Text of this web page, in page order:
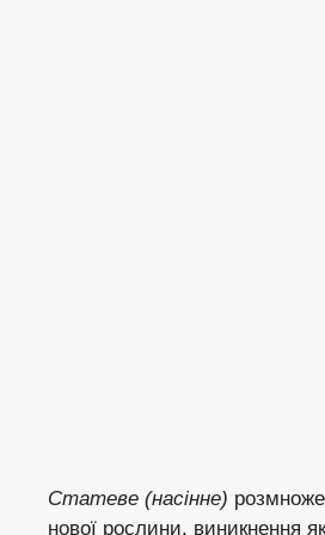
Статеве (насінне)
нової рослини, виникнення